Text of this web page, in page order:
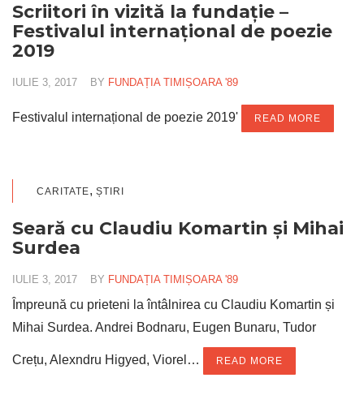
Scriitori în vizită la fundație –
Festivalul internațional de poezie
2019
IULIE 3, 2017 BY FUNDAȚIA TIMIȘOARA '89
Festivalul internațional de poezie 2019' READ MORE
CARITATE, ȘTIRI
Seară cu Claudiu Komartin și Mihai
Surdea
IULIE 3, 2017 BY FUNDAȚIA TIMIȘOARA '89
Împreună cu prieteni la întâlnirea cu Claudiu Komartin și
Mihai Surdea. Andrei Bodnaru, Eugen Bunaru, Tudor
Crețu, Alexndru Higyed, Viorel… READ MORE